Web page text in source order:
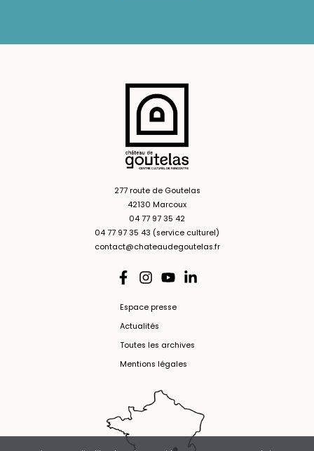
277 route de Goutelas
42130 Marcoux
04 77 97 35 42
04 77 97 35 43 (service culturel)
contact@chateaudegoutelas.fr
Espace presse
Actualités
Toutes les archives
Mentions légales